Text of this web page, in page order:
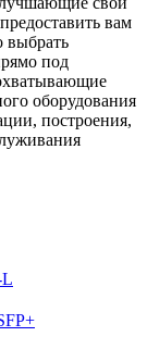
вам
выбрать
под
оборудования
построения,
L